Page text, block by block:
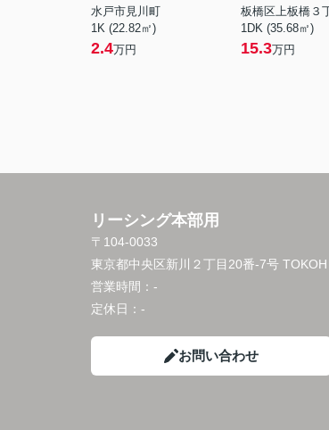
水戸市見川町
1K (22.82㎡)
2.4万円
板橋区上板橋３
1DK (35.68㎡)
15.3万円
リーシング本部用
〒104-0033
東京都中央区新川２丁目20番-7号
営業時間： -
定休日： -
お問い合わせ